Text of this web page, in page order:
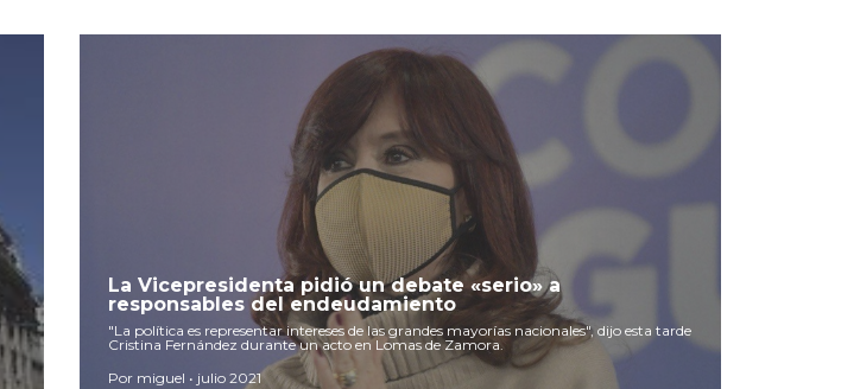
La Vicepresidenta pidió un debate «serio» a
responsables del endeudamiento
"La política es representar intereses de las grandes mayorías nacionales", dijo esta tarde
Cristina Fernández durante un acto en Lomas de Zamora.
Por miguel • julio 2021